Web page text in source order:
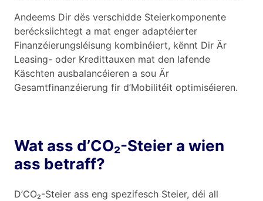
Andeems Dir dës verschidde Steierkomponente
berécksiichtegt a mat enger adaptéierter
Finanzéierungsléisung kombinéiert, kënnt Dir Är
Leasing- oder Kredittauxen mat den lafende
Käschten ausbalancéieren a sou Är
Gesamtfinanzéierung fir d’Mobilitéit optimiséieren.
Wat ass d’CO₂-Steier a wien
ass betraff?
D’CO₂-Steier ass eng spezifesch Steier, déi all